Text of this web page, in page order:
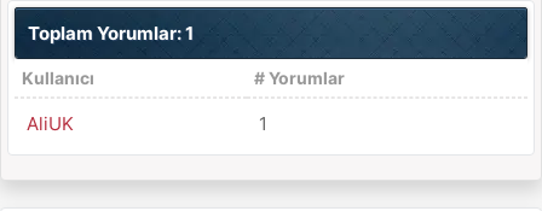
Toplam Yorumlar: 1
Kullanıcı # Yorumlar
AliUK 1